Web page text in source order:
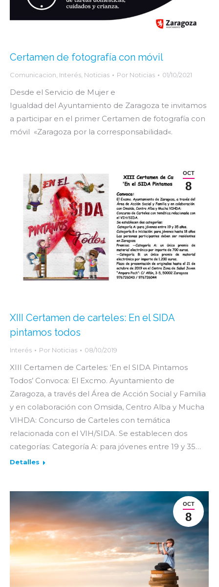
Certamen de fotografía con móvil
Comunicacion, Interés, Noticias Por Noticias 01/10/2021
Desde el Servicio de Mujer e
Igualdad del Ayuntamiento de Zaragoza te invitamos
a participar en el primer Certamen de fotografía con
móvil «Zaragoza por la corresponsabilidad«.
OCT
8
XIII Certamen de carteles: En el SIDA
pintamos todos
Interés Por Noticias 08/10/2019
XIII Certamen de Carteles: ‘En el SIDA Pintamos
Todos’ Convoca: El Excmo. Ayuntamiento de
Zaragoza, a través del Área de Acción Social y Familia
y en colaboración con Omsida, Centro Alba y Mucha
VIHDA: Concurso de Carteles con temática
relacionada con el VIH/SIDA. Se establecen dos
categorías: Categoría A: para jóvenes entre 19 y 35…
Detalles
OCT
8